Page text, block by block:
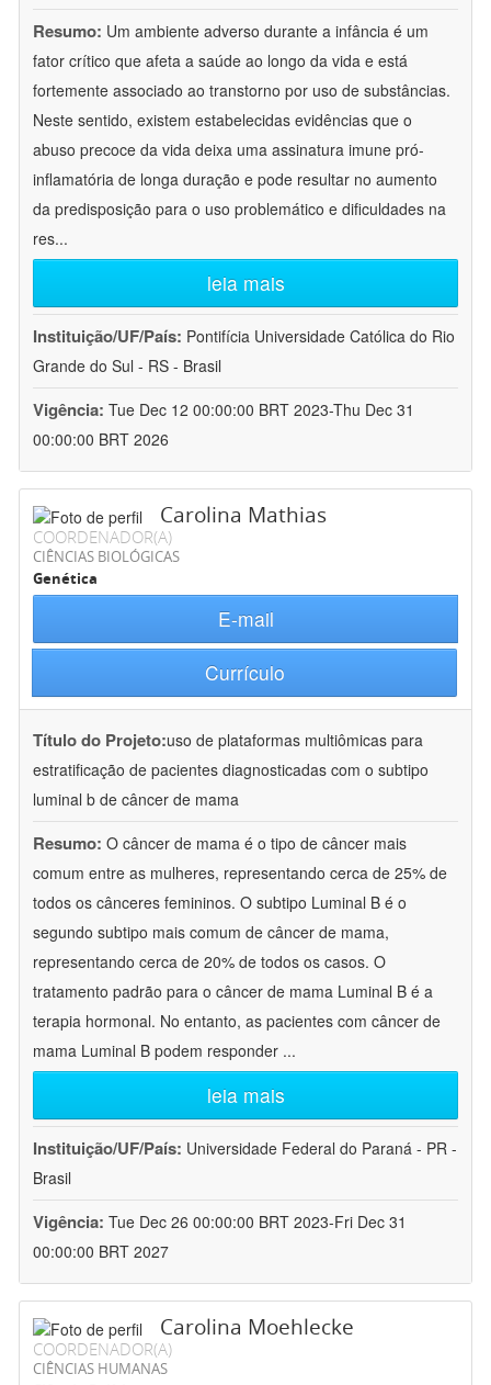
Resumo: Um ambiente adverso durante a infância é um
fator crítico que afeta a saúde ao longo da vida e está
fortemente associado ao transtorno por uso de substâncias.
Neste sentido, existem estabelecidas evidências que o
abuso precoce da vida deixa uma assinatura imune pró-
inflamatória de longa duração e pode resultar no aumento
da predisposição para o uso problemático e dificuldades na
res...
leia mais
Instituição/UF/País: Pontifícia Universidade Católica do Rio
Grande do Sul - RS - Brasil
Vigência: Tue Dec 12 00:00:00 BRT 2023-Thu Dec 31
00:00:00 BRT 2026
Carolina Mathias
COORDENADOR(A)
CIÊNCIAS BIOLÓGICAS
Genética
E-mail
Currículo
Título do Projeto:uso de plataformas multiômicas para
estratificação de pacientes diagnosticadas com o subtipo
luminal b de câncer de mama
Resumo: O câncer de mama é o tipo de câncer mais
comum entre as mulheres, representando cerca de 25% de
todos os cânceres femininos. O subtipo Luminal B é o
segundo subtipo mais comum de câncer de mama,
representando cerca de 20% de todos os casos. O
tratamento padrão para o câncer de mama Luminal B é a
terapia hormonal. No entanto, as pacientes com câncer de
mama Luminal B podem responder ...
leia mais
Instituição/UF/País: Universidade Federal do Paraná - PR -
Brasil
Vigência: Tue Dec 26 00:00:00 BRT 2023-Fri Dec 31
00:00:00 BRT 2027
Carolina Moehlecke
COORDENADOR(A)
CIÊNCIAS HUMANAS